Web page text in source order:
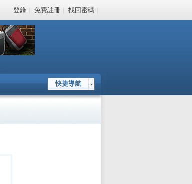
登錄 | 免費註冊 | 找回密碼 |
快捷導航